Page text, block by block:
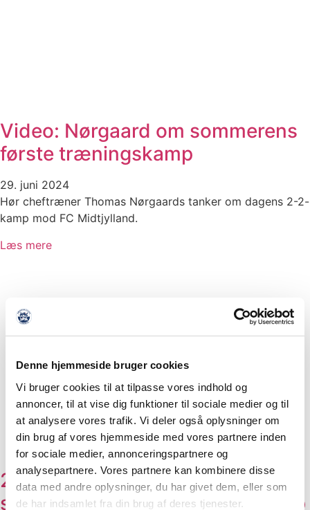
Denne hjemmeside bruger cookies
Vi bruger cookies til at tilpasse vores indhold og
annoncer, til at vise dig funktioner til sociale medier og til
at analysere vores trafik. Vi deler også oplysninger om
din brug af vores hjemmeside med vores partnere inden
for sociale medier, annonceringspartnere og
analysepartnere. Vores partnere kan kombinere disse
data med andre oplysninger, du har givet dem, eller som
de har indsamlet fra din brug af deres tjenester.
Video: Nørgaard om sommerens
første træningskamp
29. juni 2024
Hør cheftræner Thomas Nørgaards tanker om dagens 2-2-
kamp mod FC Midtjylland.
Læs mere
2-2 mod FC Midtjylland i
sommerens første træningskamp